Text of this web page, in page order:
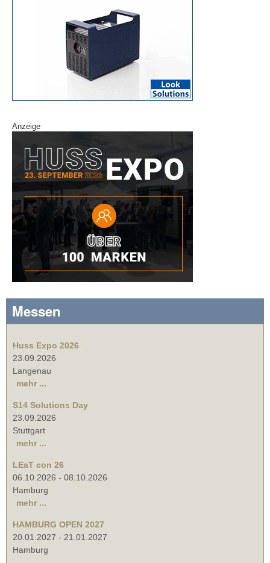
Anzeige
Messen
Huss Expo 2026
23.09.2026
Langenau
mehr ...
S14 Solutions Day
23.09.2026
Stuttgart
mehr ...
LEaT con 26
06.10.2026 - 08.10.2026
Hamburg
mehr ...
HAMBURG OPEN 2027
20.01.2027 - 21.01.2027
Hamburg